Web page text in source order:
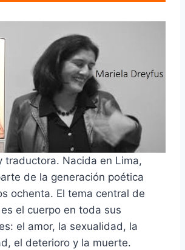
traductora. Nacida en Lima,
de la generación poética
ochenta. El tema central de
el cuerpo en toda sus
el amor, la sexualidad, la
el deterioro y la muerte.